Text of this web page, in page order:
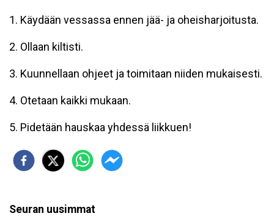
1. Käydään vessassa ennen jää- ja oheisharjoitusta.
2. Ollaan kiltisti.
3. Kuunnellaan ohjeet ja toimitaan niiden mukaisesti.
4. Otetaan kaikki mukaan.
5. Pidetään hauskaa yhdessä liikkuen!
Seuran uusimmat